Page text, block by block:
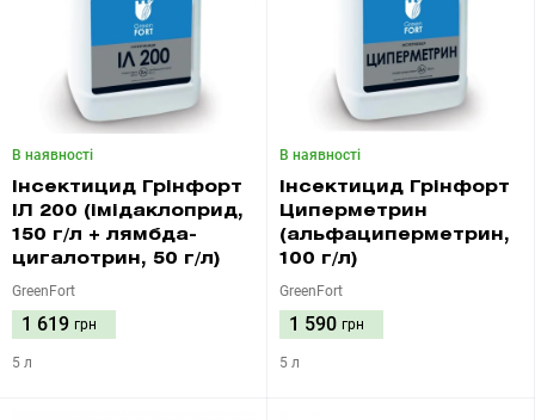
В наявності
Інсектицид Грінфорт
ІЛ 200 (імідаклоприд,
150 г/л + лямбда-
цигалотрин, 50 г/л)
GreenFort
1 619 грн
5 л
В наявності
Інсектицид Грінфорт
Циперметрин
(альфациперметрин,
100 г/л)
GreenFort
1 590 грн
5 л